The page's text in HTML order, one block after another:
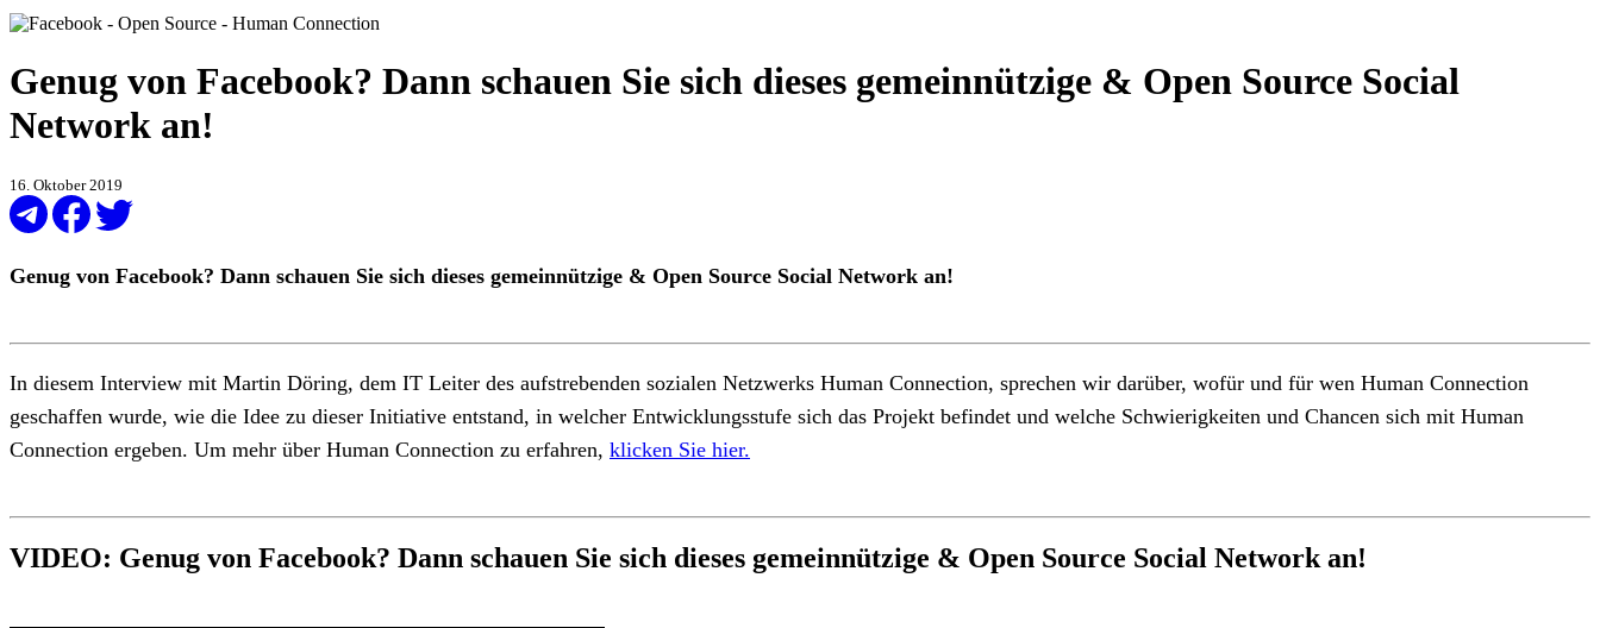
Genug von Facebook? Dann schauen Sie sich dieses gemeinnützige & Open Source Social
Network an!
16. Oktober 2019
Genug von Facebook? Dann schauen Sie sich dieses gemeinnützige & Open Source Social Network an!
In diesem Interview mit Martin Döring, dem IT Leiter des aufstrebenden sozialen Netzwerks Human Connection, sprechen wir darüber, wofür und für wen Human Connection
geschaffen wurde, wie die Idee zu dieser Initiative entstand, in welcher Entwicklungsstufe sich das Projekt befindet und welche Schwierigkeiten und Chancen sich mit Human
Connection ergeben. Um mehr über Human Connection zu erfahren, klicken Sie hier.
VIDEO: Genug von Facebook? Dann schauen Sie sich dieses gemeinnützige & Open Source Social Network an!